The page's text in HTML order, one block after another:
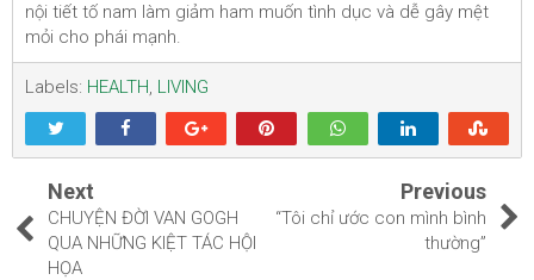
nội tiết tố nam làm giảm ham muốn tình dục và dễ gây mệt
mỏi cho phái mạnh.
Labels: HEALTH, LIVING
Next
CHUYỆN ĐỜI VAN GOGH
QUA NHỮNG KIỆT TÁC HỘI
HỌA
Previous
“Tôi chỉ ước con mình bình
thường”